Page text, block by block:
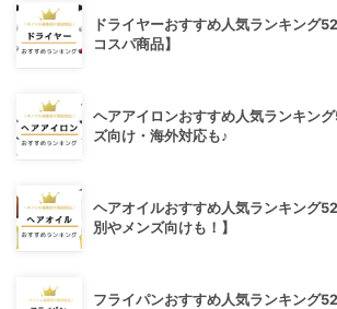
ドライヤーおすすめ人気ランキング
コスパ商品】
ヘアアイロンおすすめ人気ランキン
ズ向け・海外対応も♪
ヘアオイルおすすめ人気ランキング
別やメンズ向けも！】
フライパンおすすめ人気ランキング